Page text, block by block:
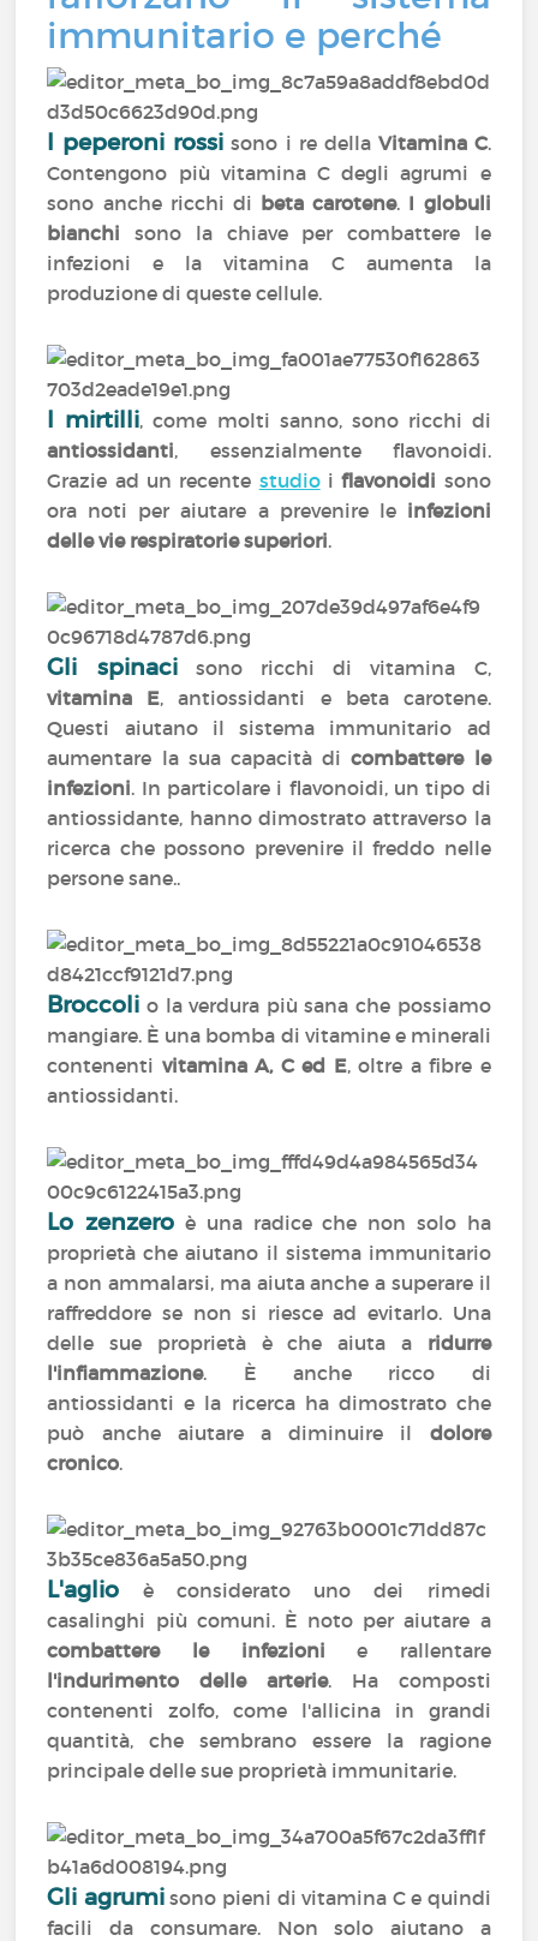
immunitario e perché
I peperoni rossi sono i re della Vitamina C.
Contengono più vitamina C degli agrumi e
sono anche ricchi di beta carotene. I globuli
bianchi sono la chiave per combattere le
infezioni e la vitamina C aumenta la
produzione di queste cellule.
I mirtilli, come molti sanno, sono ricchi di
antiossidanti, essenzialmente flavonoidi.
Grazie ad un recente studioiflavonoidi sono
ora noti per aiutare a prevenire le infezioni
delle vie respiratorie superiori.
Gli spinacisono ricchi di vitamina C,
vitamina E, antiossidanti e beta carotene.
Questi aiutano il sistema immunitario ad
aumentare la sua capacità di combattere le
infezioni. In particolare i flavonoidi, un tipo di
antiossidante, hanno dimostrato attraverso la
ricerca che possono prevenire il freddo nelle
persone sane..
Broccoli o la verdura più sana che possiamo
mangiare. È una bomba di vitamine e minerali
contenenti vitamina A, C ed E, oltre a fibre e
antiossidanti.
Lo zenzero è una radice che non solo ha
proprietà che aiutano il sistema immunitario
a non ammalarsi, ma aiuta anche a superare il
raffreddore se non si riesce ad evitarlo. Una
delle sue proprietà è che aiuta a ridurre
l'infiammazione. È anche ricco di
antiossidanti e la ricerca ha dimostrato che
può anche aiutare a diminuire il dolore
cronico.
L'aglio è considerato uno dei rimedi
casalinghi più comuni. È noto per aiutare a
combattere le infezioni e rallentare
l'indurimento delle arterie. Ha composti
contenenti zolfo, come l'allicina in grandi
quantità, che sembrano essere la ragione
principale delle sue proprietà immunitarie.
Gli agrumisono pieni di vitamina C e quindi
facili da consumare. Non solo aiutano a